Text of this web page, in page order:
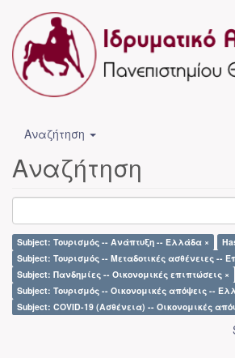
Αναζήτηση
Αναζήτηση
Subject: Τουρισμός -- Ανάπτυξη -- Ελλάδα ×
Subject: Τουρισμός -- Μεταδοτικές ασθένειες --
Subject: Πανδημίες -- Οικονομικές επιπτώσεις ×
Subject: Τουρισμός -- Οικονομικές απόψεις --
Subject: COVID-19 (Ασθένεια) -- Οικονομικές